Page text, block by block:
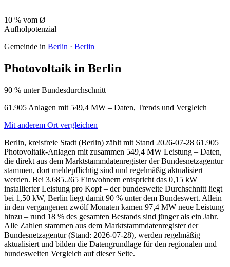
10 % vom Ø
Aufholpotenzial
Gemeinde in Berlin · Berlin
Photovoltaik in Berlin
90 % unter Bundesdurchschnitt
61.905 Anlagen mit 549,4 MW – Daten, Trends und Vergleich
Mit anderem Ort vergleichen
Berlin, kreisfreie Stadt (Berlin) zählt mit Stand 2026-07-28 61.905
Photovoltaik-Anlagen mit zusammen 549,4 MW Leistung – Daten,
die direkt aus dem Marktstammdatenregister der Bundesnetzagentur
stammen, dort meldepflichtig sind und regelmäßig aktualisiert
werden. Bei 3.685.265 Einwohnern entspricht das 0,15 kW
installierter Leistung pro Kopf – der bundesweite Durchschnitt liegt
bei 1,50 kW, Berlin liegt damit 90 % unter dem Bundeswert. Allein
in den vergangenen zwölf Monaten kamen 97,4 MW neue Leistung
hinzu – rund 18 % des gesamten Bestands sind jünger als ein Jahr.
Alle Zahlen stammen aus dem Marktstammdatenregister der
Bundesnetzagentur (Stand: 2026-07-28), werden regelmäßig
aktualisiert und bilden die Datengrundlage für den regionalen und
bundesweiten Vergleich auf dieser Seite.